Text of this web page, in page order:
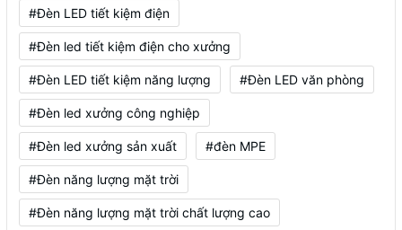
#Đèn LED tiết kiệm điện
#Đèn led tiết kiệm điện cho xưởng
#Đèn LED tiết kiệm năng lượng #Đèn LED văn phòng
#Đèn led xưởng công nghiệp
#Đèn led xưởng sản xuất #đèn MPE
#Đèn năng lượng mặt trời
#Đèn năng lượng mặt trời chất lượng cao